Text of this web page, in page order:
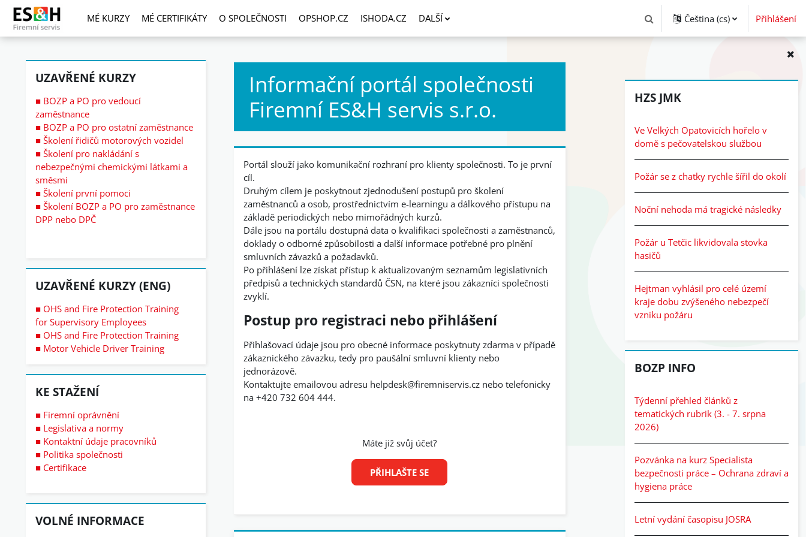
Přejít k hlavnímu obsahu
MÉ KURZY
MÉ CERTIFIKÁTY O SPOLEČNOSTI OPSHOP.CZ ISHODA.CZ DALŠÍ Přepnout vyhledávání
Čeština ‎(cs)‎ Přihlášení
HZS JMK
Ve Velkých Opatovicích hořelo v
domě s pečovatelskou službou
Požár se z chatky rychle šířil do okolí
Noční nehoda má tragické následky
Požár u Tetčic likvidovala stovka
hasičů
Hejtman vyhlásil pro celé území
kraje dobu zvýšeného nebezpečí
vzniku požáru
BOZP INFO
Týdenní přehled článků z
tematických rubrik (3. - 7. srpna
2026)
Pozvánka na kurz Specialista
bezpečnosti práce – Ochrana zdraví a
hygiena práce
Letní vydání časopisu JOSRA
UZAVŘENÉ KURZY
■ BOZP a PO pro vedoucí
zaměstnance
■ BOZP a PO pro ostatní zaměstnance
■ Školení řidičů motorových vozidel
■ Školení pro nakládání s
nebezpečnými chemickými látkami a
směsmi
■ Školení první pomoci
■ Školení BOZP a PO pro zaměstnance
DPP nebo DPČ
UZAVŘENÉ KURZY (ENG)
■ OHS and Fire Protection Training
for Supervisory Employees
■ OHS and Fire Protection Training
■ Motor Vehicle Driver Training
KE STAŽENÍ
■ Firemní oprávnění
■ Legislativa a normy
■ Kontaktní údaje pracovníků
■ Politika společnosti
■ Certifikace
VOLNÉ INFORMACE
Informační portál společnosti
Firemní ES&H servis s.r.o.
Portál slouží jako komunikační rozhraní pro klienty společnosti. To je první
cíl.
Druhým cílem je poskytnout zjednodušení postupů pro školení
zaměstnanců a osob, prostřednictvím e-learningu a dálkového přístupu na
základě periodických nebo mimořádných kurzů.
Dále jsou na portálu dostupná data o kvalifikaci společnosti a zaměstnanců,
doklady o odborné způsobilosti a další informace potřebné pro plnění
smluvních závazků a požadavků.
Po přihlášení lze získat přístup k aktualizovaným seznamům legislativních
předpisů a technických standardů ČSN, na které jsou zákazníci společnosti
zvyklí.
Postup pro registraci nebo přihlášení
Přihlašovací údaje jsou pro obecné informace poskytnuty zdarma v případě
zákaznického závazku, tedy pro paušální smluvní klienty nebo
jednorázově.
Kontaktujte emailovou adresu helpdesk@firemniservis.cz nebo telefonicky
na +420 732 604 444.
Máte již svůj účet?
PŘIHLAŠTE SE